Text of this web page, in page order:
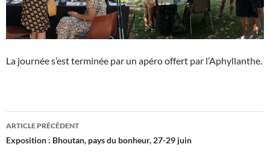
La journée s’est terminée par un apéro offert par l’Aphyllanthe.
Navigation
des
ARTICLE PRÉCÉDENT
Exposition : Bhoutan, pays du bonheur, 27-29 juin